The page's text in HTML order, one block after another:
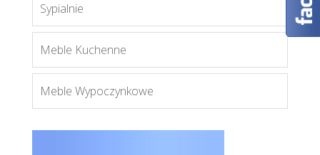
Sypialnie
Meble Kuchenne
Meble Wypoczynkowe